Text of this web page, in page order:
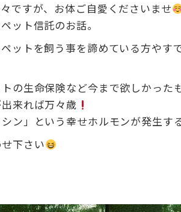
ですが、お体ご自愛くださいませ
ット信託のお話。
ットを飼う事を諦めている方やす
の生命保険など今まで欲しかった
来れば万々歳
ン」という幸せホルモンが発生す
下さい